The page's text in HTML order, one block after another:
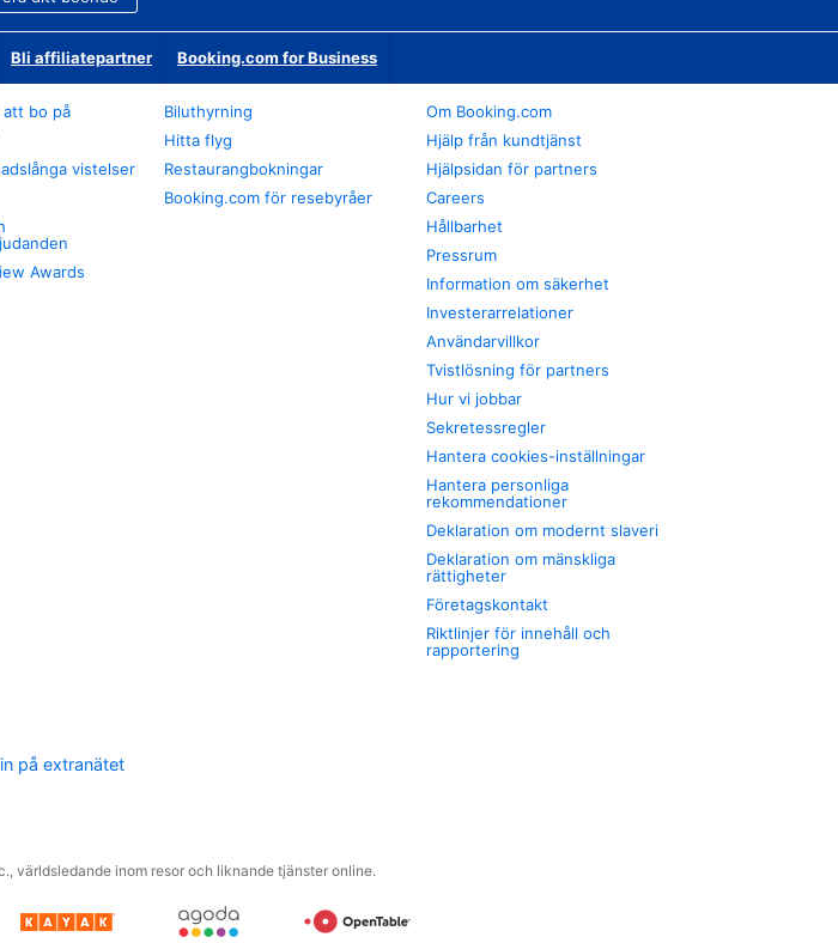
Bli affiliatepartner Booking.com for Business
att bo på
vistelser
Awards
Biluthyrning
Hitta flyg
Restaurangbokningar
Booking.com för resebyråer
Om Booking.com
Hjälp från kundtjänst
Hjälpsidan för partners
Careers
Hållbarhet
Pressrum
Information om säkerhet
Investerarrelationer
Användarvillkor
Tvistlösning för partners
Hur vi jobbar
Sekretessregler
Hantera cookies-inställningar
Hantera personliga
rekommendationer
Deklaration om modernt slaveri
Deklaration om mänskliga
rättigheter
Företagskontakt
Riktlinjer för innehåll och
rapportering
på extranätet
världsledande inom resor och liknande tjänster online.